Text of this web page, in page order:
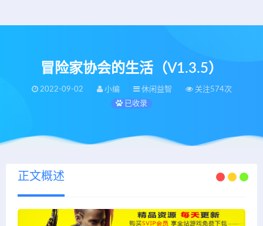
冒险家协会的生活（V1.3.5）
2022-09-02 小编 休闲益智
关注574次
已收录
正文概述